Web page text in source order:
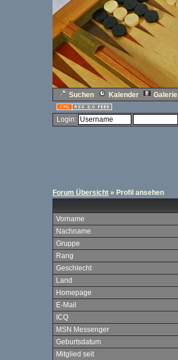
Suchen Kalender Galerie
Login:
Forum Übersicht » Profil ansehen
Vorname
Nachname
Gruppe
Rang
Geschlecht
Land
Homepage
E-Mail
ICQ
MSN Messenger
Geburtsdatum
Mitglied seit